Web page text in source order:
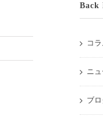
コ
ニ
ブ